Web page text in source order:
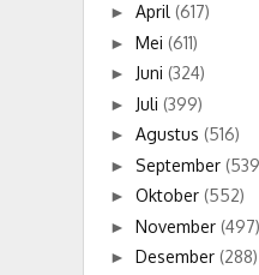
► April (617)
► Mei (611)
► Juni (324)
► Juli (399)
► Agustus (516)
► September
► Oktober (552)
► November (497)
► Desember (288)